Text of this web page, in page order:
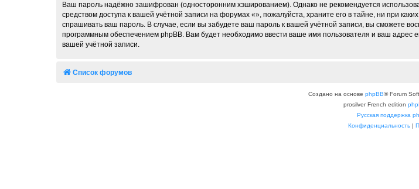
Ваш пароль надёжно зашифрован (односторонним хэшированием). Однако не рекомендуется
средством доступа к вашей учётной записи на форумах «», пожалуйста, храните его в тайне, ни при
спрашивать ваш пароль. В случае, если вы забудете ваш пароль к вашей учётной записи, вы сможете
программным обеспечением phpBB. Вам будет необходимо ввести ваше имя пользователя и ваш адрес
вашей учётной записи.
Список форумов
Создано на основе phpBB® Forum
prosilver French edition
Русская поддержка
Конфиденциальность|